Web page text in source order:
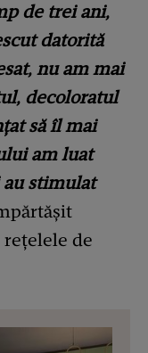
de trei ani,
datorită
nu am mai
decoloratul
să îl mai
am luat
stimulat
rețelele de